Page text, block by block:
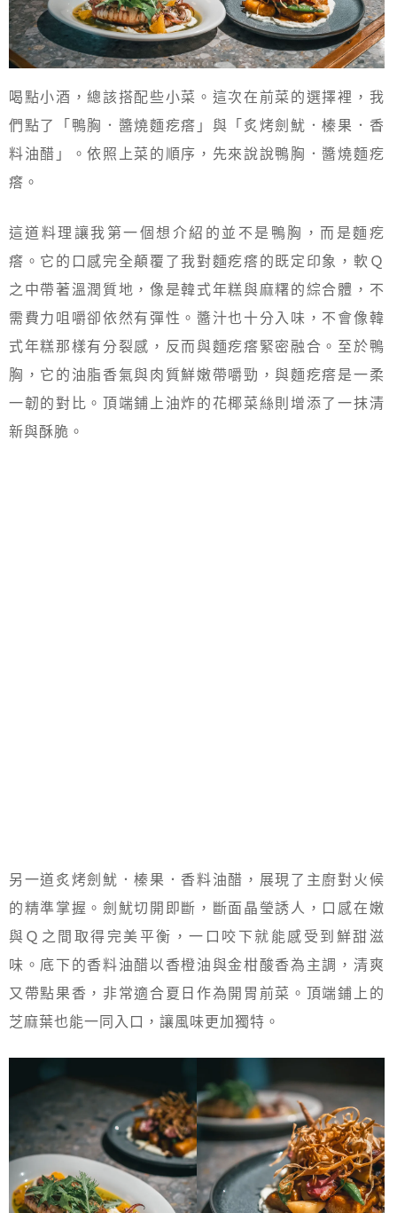
喝點小酒，總該搭配些小菜。這次在前菜的選擇裡，我
們點了「鴨胸．醬燒麵疙瘩」與「炙烤劍魷．榛果．香
料油醋」。依照上菜的順序，先來說說鴨胸．醬燒麵疙
瘩。
這道料理讓我第一個想介紹的並不是鴨胸，而是麵疙
瘩。它的口感完全顛覆了我對麵疙瘩的既定印象，軟Ｑ
之中帶著溫潤質地，像是韓式年糕與麻糬的綜合體，不
需費力咀嚼卻依然有彈性。醬汁也十分入味，不會像韓
式年糕那樣有分裂感，反而與麵疙瘩緊密融合。至於鴨
胸，它的油脂香氣與肉質鮮嫩帶嚼勁，與麵疙瘩是一柔
一韌的對比。頂端鋪上油炸的花椰菜絲則增添了一抹清
新與酥脆。
另一道炙烤劍魷．榛果．香料油醋，展現了主廚對火候
的精準掌握。劍魷切開即斷，斷面晶瑩誘人，口感在嫩
與Ｑ之間取得完美平衡，一口咬下就能感受到鮮甜滋
味。底下的香料油醋以香橙油與金柑酸香為主調，清爽
又帶點果香，非常適合夏日作為開胃前菜。頂端鋪上的
芝麻葉也能一同入口，讓風味更加獨特。